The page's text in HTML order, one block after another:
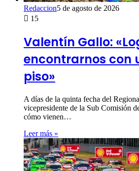
Redaccion5 de agosto de 2026
15
Valentín Gallo:
encontrarnos con
piso»
A días de la quinta fecha del
vicepresidente de la Sub Comisión
cómo vienen…
Leer más »